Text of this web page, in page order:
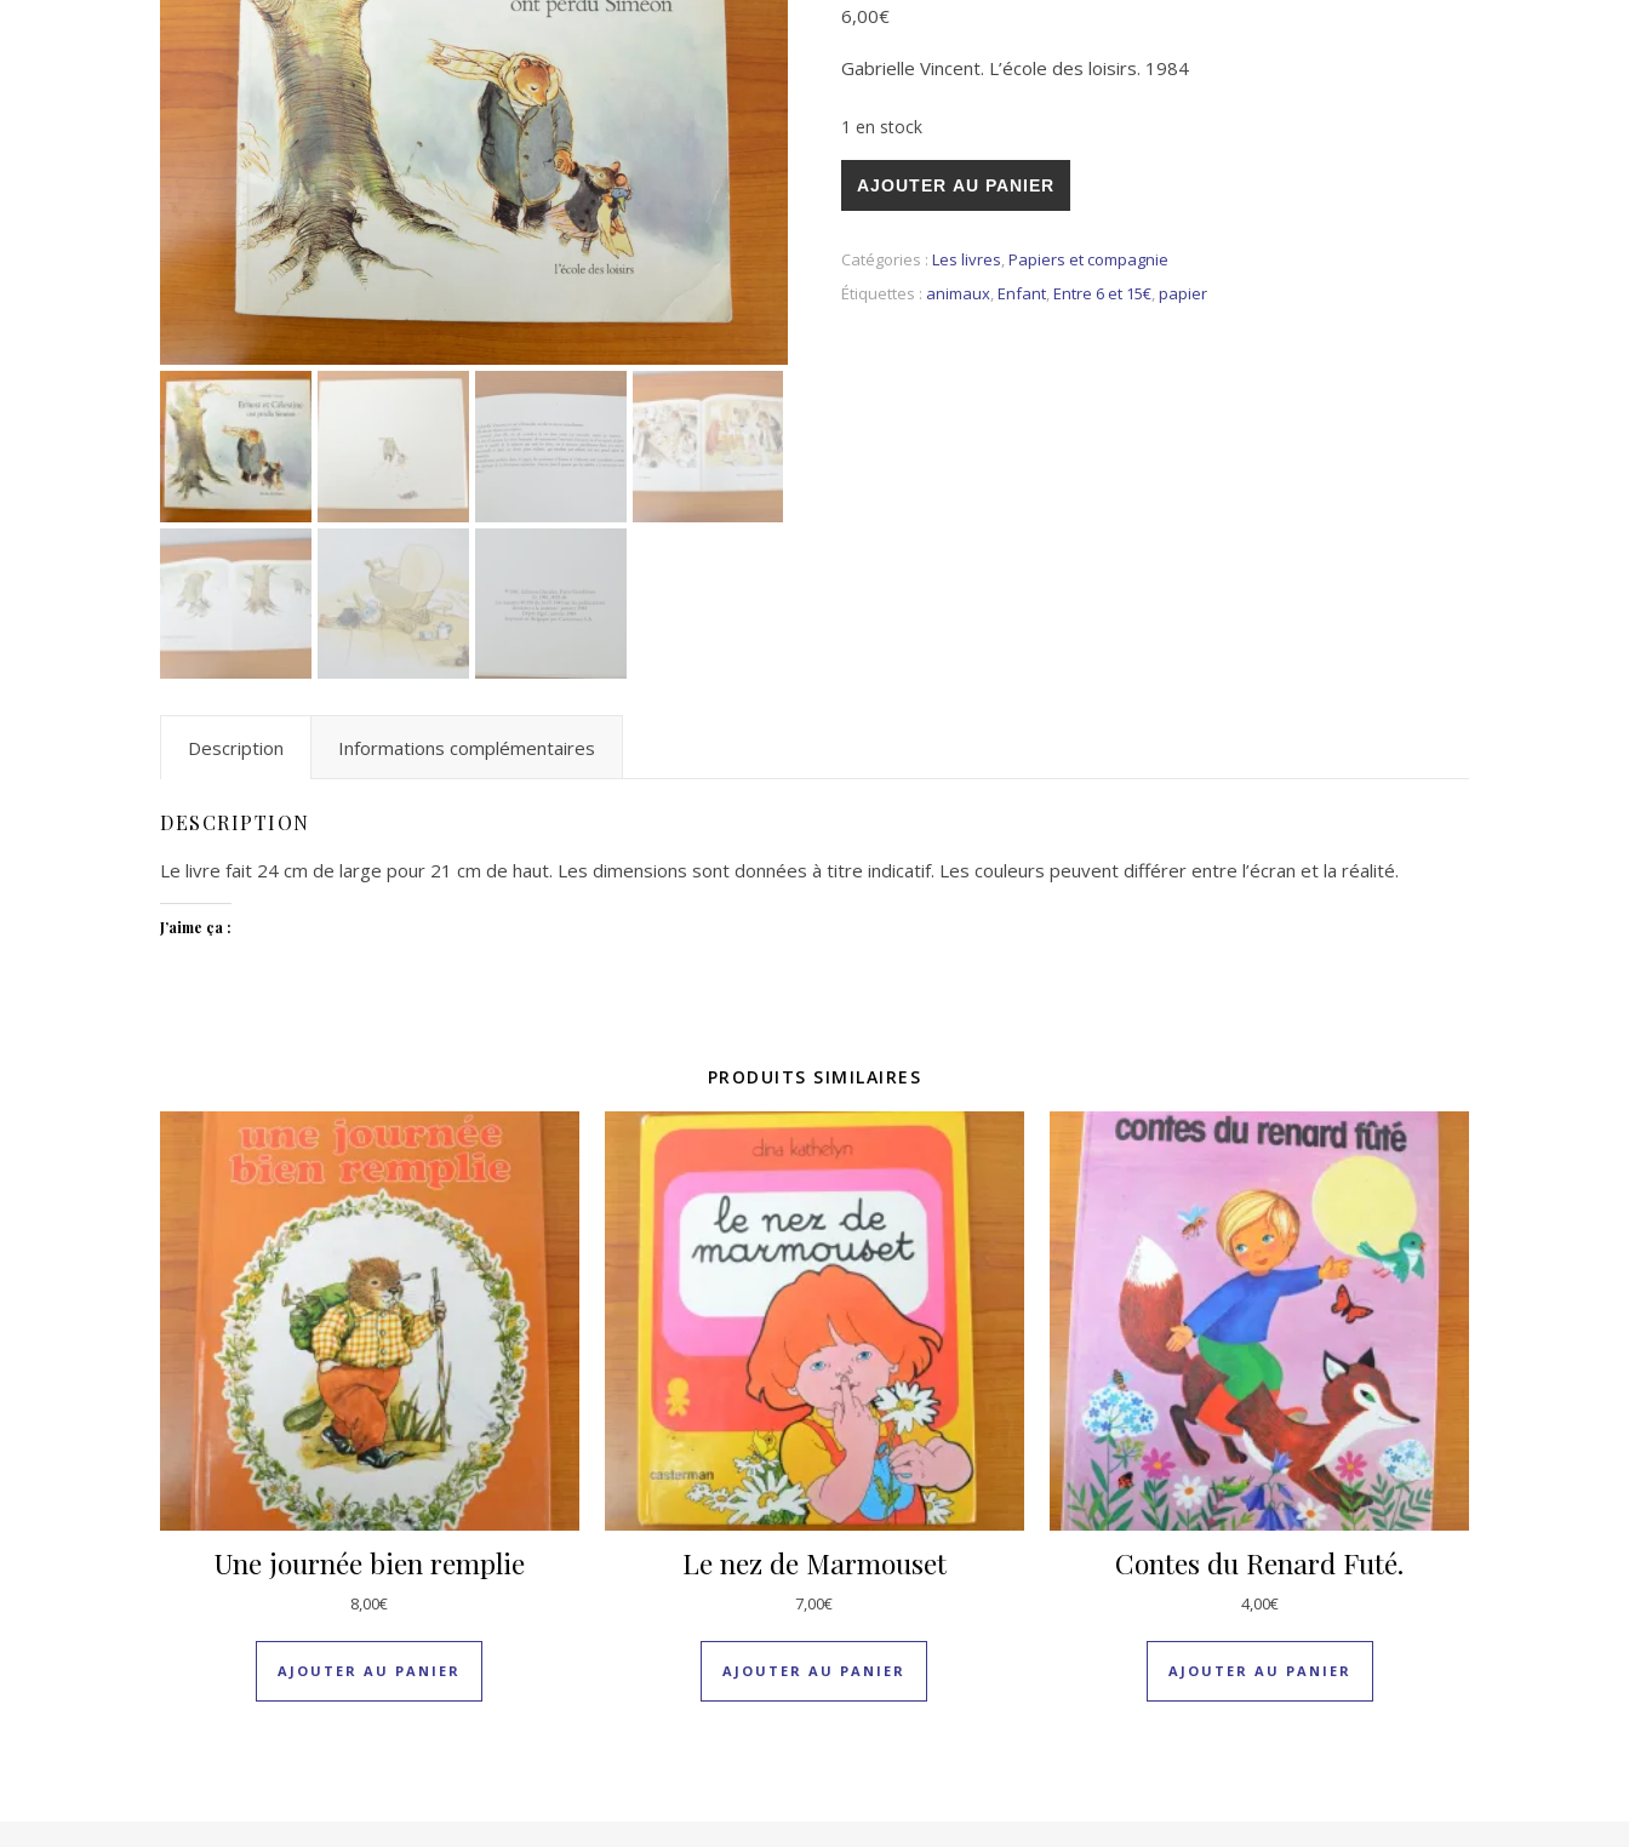
6,00€
Gabrielle Vincent. L’école des loisirs. 1984
1 en stock
quantité de Ernest et Célestine ont perdu Siméon
AJOUTER AU PANIER
Catégories : Les livres,Papiers et compagnie
Étiquettes : animaux,Enfant,Entre 6 et 15€,papier
Description Informations complémentaires
DESCRIPTION
Le livre fait 24 cm de large pour 21 cm de haut. Les dimensions sont données à titre indicatif. Les couleurs peuvent différer entre l’écran et la réalité.
J’aime ça :
PRODUITS SIMILAIRES
Une journée bien remplie
8,00€
AJOUTER AU PANIER
Le nez de Marmouset
7,00€
AJOUTER AU PANIER
Contes du Renard Futé.
4,00€
AJOUTER AU PANIER